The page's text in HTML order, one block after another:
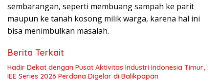
sembarangan, seperti membuang sampah ke parit
maupun ke tanah kosong milik warga, karena hal ini
bisa menimbulkan masalah.
Berita Terkait
Hadir Dekat dengan Pusat Aktivitas Industri Indonesia Timur,
IEE Series 2026 Perdana Digelar di Balikpapan